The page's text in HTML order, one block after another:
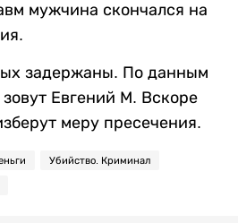
мужчина скончался на
задержаны. По данным
Евгений М. Вскоре
меру пресечения.
Убийство. Криминал